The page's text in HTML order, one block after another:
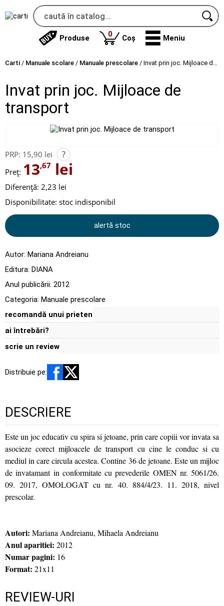
Produse 0produse
Coș Meniu
Carti / Manuale scolare / Manuale prescolare / Invat prin joc. Mijloace de transport
Invat prin joc. Mijloace de
transport
PRP: 15,90 lei ?
Preț: 13,67 lei
Diferență: 2,23 lei
Disponibilitate: stoc indisponibil
alertă stoc
Autor: Mariana Andreianu
Editura: DIANA
Anul publicării: 2012
Categoria: Manuale prescolare
recomandă unui prieten
ai întrebări?
scrie un review
Distribuie pe:
DESCRIERE
Este un joc educativ cu spira si jetoane, prin care copiii vor invata sa
asocieze corect mijloacele de transport cu cine le conduc si cu
mediul in care circula acestea. Contine 36 de jetoane. Este un mijloc
de invatamant in conformitate cu prevederile OMEN nr. 5061/26.
09. 2017, OMOLOGAT cu nr. 40. 884/4/23. 11. 2018, nivel
prescolar.
Autori: Mariana Andreianu, Mihaela Andreianu
Anul aparitiei: 2012
Numar pagini: 16
Format: 21x11
REVIEW-URI